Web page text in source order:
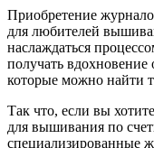
Приобретение
для любителей
наслаждаться
получать
которые можно найти
Так что, если вы
для вышивания по
специализированные